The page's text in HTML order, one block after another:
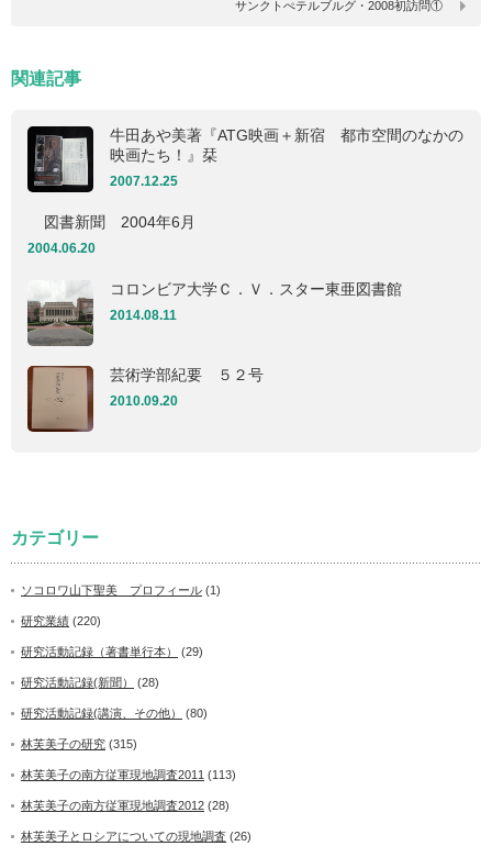
サンクトぺテルブルグ・2008初訪問①
関連記事
牛田あや美著『ATG映画＋新宿 都市空間のなかの
映画たち！』栞
2007.12.25
図書新聞 2004年6月
2004.06.20
コロンビア大学Ｃ．Ｖ．スター東亜図書館
2014.08.11
芸術学部紀要 ５２号
2010.09.20
カテゴリー
ソコロワ山下聖美 プロフィール (1)
研究業績 (220)
研究活動記録（著書単行本） (29)
研究活動記録(新聞） (28)
研究活動記録(講演、その他） (80)
林芙美子の研究 (315)
林芙美子の南方従軍現地調査2011 (113)
林芙美子の南方従軍現地調査2012 (28)
林芙美子とロシアについての現地調査 (26)